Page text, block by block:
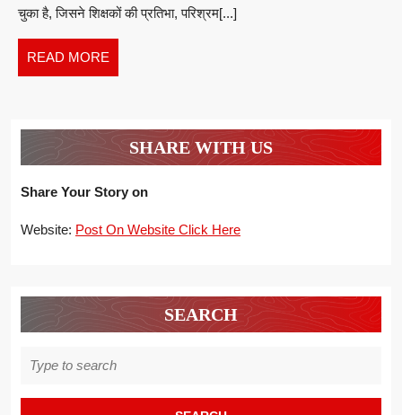
की
बिहार
:
चुका है, जिसने शिक्षकों की प्रतिभा, परिश्रम[...]
READ MORE
MORE
SHARE WITH US
Share Your Story on
Website: Post On Website Click Here
SEARCH
for: